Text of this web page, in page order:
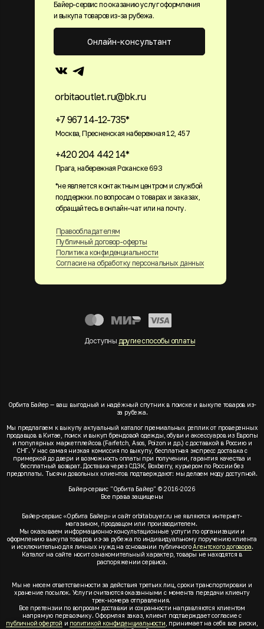
Байер-сервис по оказанию услуг оформления
и выкупа товаров из-за рубежа.
+7 967 14-12-735*
Москва, Пресненская набережная 12, 457
+420 204 442 14*
Прага, набережная Роханске 693
orbitaoutlet.ru@bk.ru
Правообладателям
Публичный договор-оферты
Политика конфиденциальности
Согласие на обработку персональных данных
Онлайн-консультант
Доступны другие способы оплаты
*не является контактным центром и службой
поддержки. по вопросам о товарах и заказах,
обращайтесь в онлайн-чат или на почту.
Орбита Байер — ваш выгодный и надёжный спутник в поиске и выкупе товаров из-
за рубежа.
Мы предлагаем к выкупу актуальный каталог премиальных реплик от проверенных
продавцов в Китае, поиск и выкуп брендовой одежды, обуви и аксессуаров из Европы
и популярных маркетплейсов (Farfetch, Asos, Poizon и др.) с доставкой в Россию и
СНГ. У нас самая низкая комиссия по выкупу, бесплатная экспресс доставка с
примеркой до двери и возможность оплаты при получении, гарантия качества и
бесплатный возврат. Доставка через СДЭК, Boxberry, курьером по России без
предоплаты. Тысячи довольных клиентов подтверждают: мы делаем моду доступной.
Байер-сервис "Орбита Байер" © 2016-2026
Все права защищены
Байер-сервис «Орбита Байер» и сайт orbitabuyer.ru не являются интернет-
магазином, продавцом или производителем.
Мы оказываем информационно-консультационные услуги по организации и
оформлению выкупа товаров из-за рубежа по индивидуальному поручению клиента
и исключительно для личных нужд на основании публичногоАгентского договора.
Каталог на сайте носит ознакомительный характер, товары не находятся в
распоряжении сервиса.
Мы не несем ответственности за действия третьих лиц, сроки транспортировки и
хранение посылок. Услуги считаются оказанными с момента передачи клиенту
трек-номера отправления.
Все претензии по вопросам доставки и сохранности направляются клиентом
напрямую перевозчику. Оформляя заказ, клиент подтверждает согласие с
публичной офертой и политикой конфиденциальности , принимает на себя все риски,